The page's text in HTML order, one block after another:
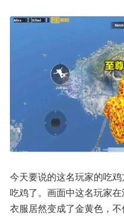
今天要说的这名玩家的吃
吃鸡了。画面中这名玩家
衣服居然变成了金黄色，